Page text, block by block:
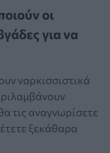
οι
για να
ναρκισσιστικά
τις αναγνωρίσετε
ξεκάθαρα